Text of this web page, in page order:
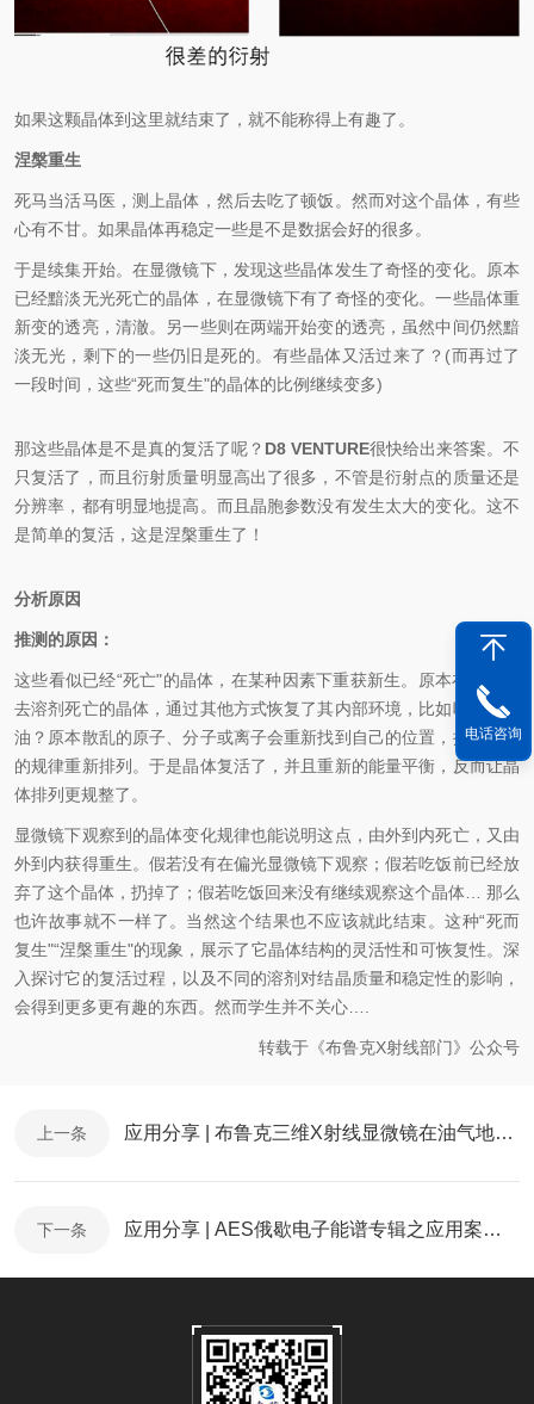
如果这颗晶体到这里就结束了，就不能称得上有趣了。
涅槃重生
死马当活马医，测上晶体，然后去吃了顿饭。然而对这个晶体，有些
心有不甘。如果晶体再稳定一些是不是数据会好的很多。
于是续集开始。在显微镜下，发现这些晶体发生了奇怪的变化。原本
已经黯淡无光死亡的晶体，在显微镜下有了奇怪的变化。一些晶体重
新变的透亮，清澈。另一些则在两端开始变的透亮，虽然中间仍然黯
淡无光，剩下的一些仍旧是死的。有些晶体又活过来了？(而再过了
一段时间，这些“死而复生"的晶体的比例继续变多)
那这些晶体是不是真的复活了呢？ D8 VENTURE很快给出来答案。不
只复活了，而且衍射质量明显高出了很多，不管是衍射点的质量还是
分辨率，都有明显地提高。而且晶胞参数没有发生太大的变化。这不
是简单的复活，这是涅槃重生了！
分析原因
推测的原因：
这些看似已经“死亡"的晶体，在某种因素下重获新生。原本在油里失
去溶剂死亡的晶体，通过其他方式恢复了其内部环境，比如吸水，吸
油？原本散乱的原子、分子或离子会重新找到自己的位置，按照原本
的规律重新排列。于是晶体复活了，并且重新的能量平衡，反而让晶
体排列更规整了。
显微镜下观察到的晶体变化规律也能说明这点，由外到内死亡，又由
外到内获得重生。假若没有在偏光显微镜下观察；假若吃饭前已经放
弃了这个晶体，扔掉了；假若吃饭回来没有继续观察这个晶体… 那么
也许故事就不一样了。当然这个结果也不应该就此结束。这种“死而
复生"“涅槃重生"的现象，展示了它晶体结构的灵活性和可恢复性。深
入探讨它的复活过程，以及不同的溶剂对结晶质量和稳定性的影响，
会得到更多更有趣的东西。然而学生并不关心….
转载于《布鲁克X射线部门》公众号
上一条 应用分享 | 布鲁克三维X射线显微镜在油气地质领域的应用
下一条 应用分享 | AES俄歇电子能谱专辑之应用案例(一)
电话咨询